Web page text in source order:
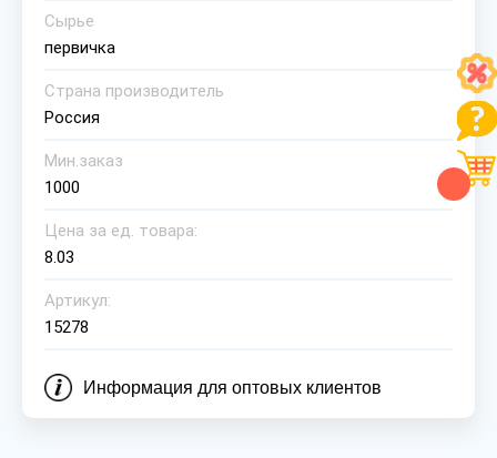
Сырье
первичка
Страна производитель
Россия
Мин.заказ
1000
Цена за ед. товара:
8.03
Артикул:
15278
Информация для оптовых клиентов